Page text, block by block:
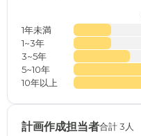
1年未満
1~3年
3~5年
5~10年
10年以上
計画作成担当者合計 3人